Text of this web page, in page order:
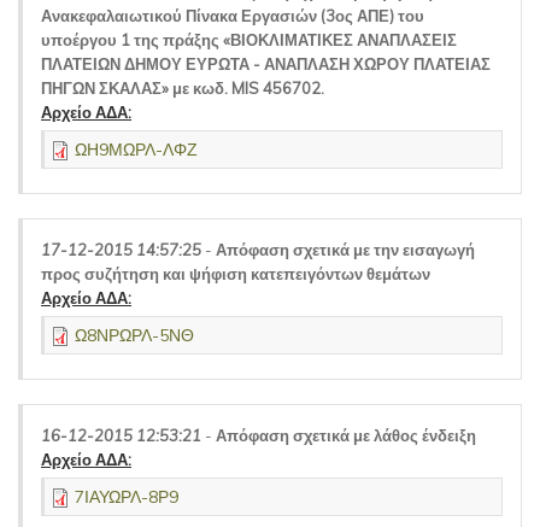
Ανακεφαλαιωτικού Πίνακα Εργασιών (3ος ΑΠΕ) του
υποέργου 1 της πράξης «ΒΙΟΚΛΙΜΑΤΙΚΕΣ ΑΝΑΠΛΑΣΕΙΣ
ΠΛΑΤΕΙΩΝ ΔΗΜΟΥ ΕΥΡΩΤΑ - ΑΝΑΠΛΑΣΗ ΧΩΡΟΥ ΠΛΑΤΕΙΑΣ
ΠΗΓΩΝ ΣΚΑΛΑΣ» με κωδ. MIS 456702.
Αρχείο ΑΔΑ:
ΩΗ9ΜΩΡΛ-ΛΦΖ
17-12-2015 14:57:25 - Απόφαση σχετικά με την εισαγωγή
προς συζήτηση και ψήφιση κατεπειγόντων θεμάτων
Αρχείο ΑΔΑ:
Ω8ΝΡΩΡΛ-5ΝΘ
16-12-2015 12:53:21 - Απόφαση σχετικά με λάθος ένδειξη
Αρχείο ΑΔΑ:
7ΙΑΥΩΡΛ-8Ρ9